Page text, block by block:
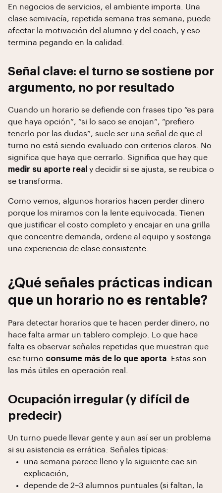
En negocios de servicios, el ambiente importa. Una
clase semivacía, repetida semana tras semana, puede
afectar la motivación del alumno y del coach, y eso
termina pegando en la calidad.
Señal clave: el turno se sostiene por
argumento, no por resultado
Cuando un horario se defiende con frases tipo “es para
que haya opción”, “si lo saco se enojan”, “prefiero
tenerlo por las dudas”, suele ser una señal de que el
turno no está siendo evaluado con criterios claros. No
significa que haya que cerrarlo. Significa que hay que
medir su aporte real y decidir si se ajusta, se reubica o
se transforma.
Como vemos, algunos horarios hacen perder dinero
porque los miramos con la lente equivocada. Tienen
que justificar el costo completo y encajar en una grilla
que concentre demanda, ordene al equipo y sostenga
una experiencia de clase consistente.
¿Qué señales prácticas indican
que un horario no es rentable?
Para detectar horarios que te hacen perder dinero, no
hace falta armar un tablero complejo. Lo que hace
falta es observar señales repetidas que muestran que
ese turno consume más de lo que aporta . Estas son
las más útiles en operación real.
Ocupación irregular (y difícil de
predecir)
Un turno puede llevar gente y aun así ser un problema
si su asistencia es errática. Señales típicas:
una semana parece lleno y la siguiente cae sin
explicación,
depende de 2–3 alumnos puntuales (si faltan, la